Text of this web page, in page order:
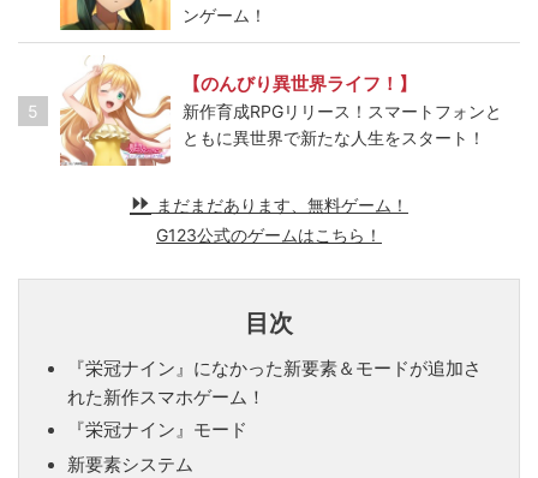
ンゲーム！
5
【のんびり異世界ライフ！】
新作育成RPGリリース！スマートフォンと
ともに異世界で新たな人生をスタート！
まだまだあります、無料ゲーム！
G123公式のゲームはこちら！
目次
『栄冠ナイン』になかった新要素＆モードが追加さ
れた新作スマホゲーム！
『栄冠ナイン』モード
新要素システム